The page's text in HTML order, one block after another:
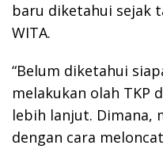
baru diketahui sejak
WITA.
“Belum diketahui
melakukan olah TKP
lebih lanjut. Dimana,
dengan cara